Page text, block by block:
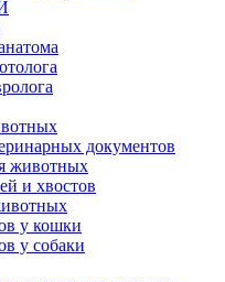
документов
животных
и хвостов
у кошки
у собаки